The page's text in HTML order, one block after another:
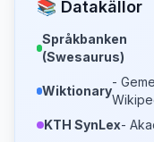
📚 Datakällor
Språkbanken
(Swesaurus)
Wiktionary
-
KTH SynLex-